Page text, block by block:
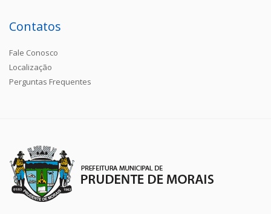
Contatos
Fale Conosco
Localização
Perguntas Frequentes